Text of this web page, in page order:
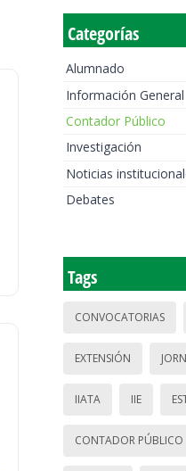
Categorías
Alumnado
Información General
Contador Público
Investigación
Noticias
Debates
Tags
CONVOCATORIAS
EXTENSIÓN
IIATA IIE
CONTADOR PÚBLICO